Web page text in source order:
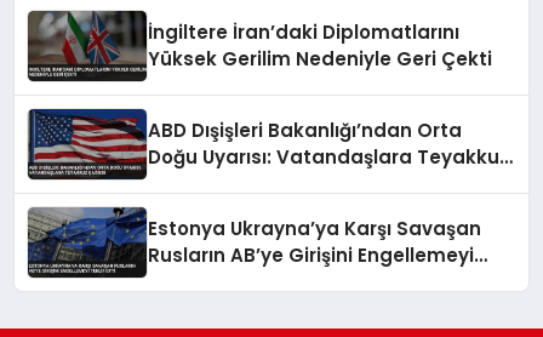
İngiltere İran’daki Diplomatlarını
Yüksek Gerilim Nedeniyle Geri Çekti
ABD Dışişleri Bakanlığı’ndan Orta
Doğu Uyarısı: Vatandaşlara Teyakkuz
Estonya Ukrayna’ya Karşı Savaşan
Rusların AB’ye Girişini Engellemeyi